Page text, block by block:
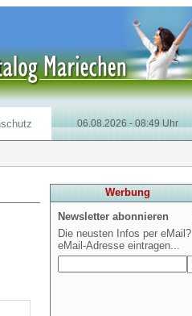
06.08.2026 - 08:49 Uhr
Werbung
Newsletter abonnieren
Die neusten Infos per eMail?
eMail-Adresse eintragen...